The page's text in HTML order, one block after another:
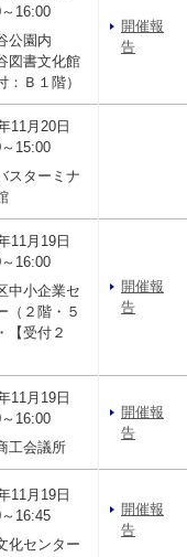
16:00
谷公園内
図書文化館
：Ｂ１階）
開催報
告
11月20日
15:00
スターミナ
11月19日
16:00
中小企業セ
（２階・５
【受付２
開催報
告
11月19日
16:00
工会議所
開催報
告
11月19日
16:45
化センター
開催報
告